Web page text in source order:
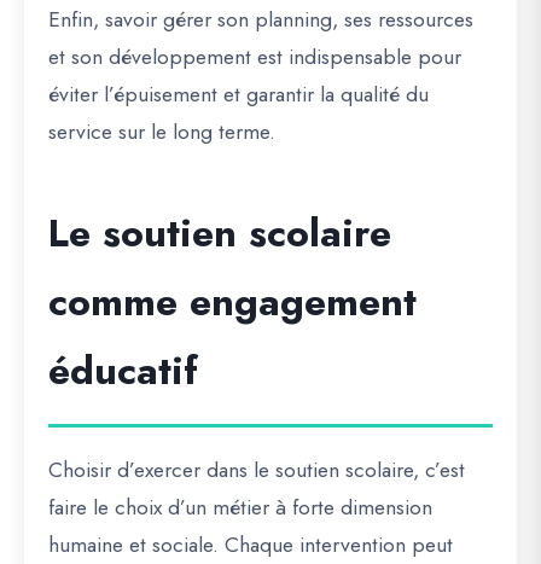
Enfin, savoir gérer son planning, ses ressources
et son développement est indispensable pour
éviter l’épuisement et garantir la qualité du
service sur le long terme.
Le soutien scolaire
comme engagement
éducatif
Choisir d’exercer dans le soutien scolaire, c’est
faire le choix d’un métier à forte dimension
humaine et sociale. Chaque intervention peut